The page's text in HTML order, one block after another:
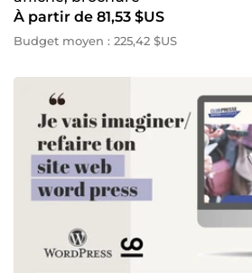
À partir de 81,53 $US
Budget moyen : 225,42 $US